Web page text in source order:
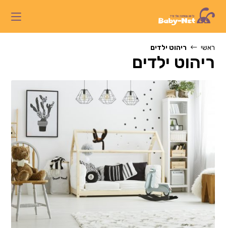
content
ראשי ריהוט ילדים
ריהוט ילדים